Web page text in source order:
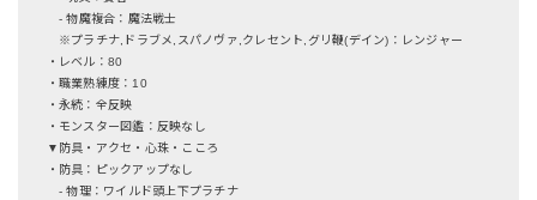
- 物魔複合：魔法戦士
※プラチナ,ドラブメ,スパノヴァ,クレセント,グリ鞭(デイン)：レンジャー
・レベル：80
・職業熟練度：10
・永続：全反映
・モンスター図鑑：反映なし
▼防具・アクセ・心珠・こころ
・防具：ピックアップなし
- 物理：ワイルド頭上下プラチナ